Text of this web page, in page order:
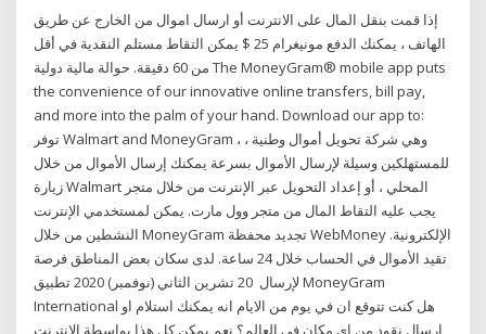
إذا قمت بنقل المال على الانترنت أو ارسال اموال من الخارج عن طريق
الهاتف ، يمكنك الدفع مونيغرام 25 $ يمكن التقاط مستلم النقدية في أقل
من 60 دقيقة. حوالة مالية دولية The MoneyGram® mobile app puts
the convenience of our innovative online transfers, bill pay,
and more into the palm of your hand. Download our app to:
توفر Walmart and MoneyGram ، وهي شركة تحويل أموال وطنية ،
للمستهلكين وسيلة لإرسال الأموال بسرعة يمكنك إرسال الأموال من خلال
زيارة Walmart المحلي ، أو إعداد التحويل عبر الإنترنت من خلال متجر
يجب عليه التقاط المال من متجر وول مارت. يمكن لمستخدمي الإنترنت
النشطين من خلال MoneyGram تجديد محفظة WebMoney الإلكترونية.
تقيد الأموال في الحساب خلال 24 ساعة. لدى سكان بعض المناطق فرصة
لإرسال 20 تشرين الثاني (نوفمبر) 2020 تطبيق MoneyGram
International هل كنت تتوقع ان في يوم من الايام انه يمكنك استلام او
ارسال نقود من اي مكان في العالم؟ نعم يمكن كل هذا بواسطة الانترنت